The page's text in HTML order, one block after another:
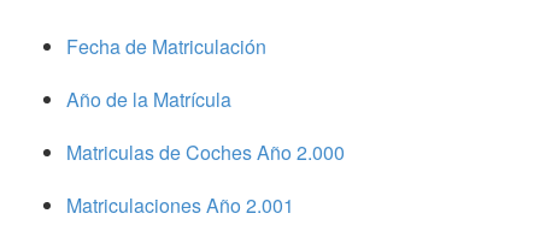
Fecha de Matriculación
Año de la Matrícula
Matriculas de Coches Año 2.000
Matriculaciones Año 2.001